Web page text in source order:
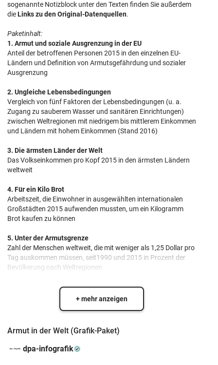
sogenannte Notizblock unter den Texten finden Sie außerdem
dieLinks zu den Original-Datenquellen.
Paketinhalt:
1. Armut und soziale Ausgrenzung in der EU
Anteil der betroffenen Personen 2015 in den einzelnen EU-
Ländern und Definition von Armutsgefährdung und sozialer
Ausgrenzung
2. Ungleiche Lebensbedingungen
Vergleich von fünf Faktoren der Lebensbedingungen (u. a.
Zugang zu sauberem Wasser und sanitären Einrichtungen)
zwischen Weltregionen mit niedrigem bis mittlerem Einkommen
und Ländern mit hohem Einkommen (Stand 2016)
3. Die ärmsten Länder der Welt
Das Volkseinkommen pro Kopf 2015 in den ärmsten Ländern
weltweit
4. Für ein Kilo Brot
Arbeitszeit, die Einwohner in ausgewählten internationalen
Großstädten 2015 aufwenden mussten, um ein Kilogramm
Brot kaufen zu können
5. Unter der Armutsgrenze
Zahl der Menschen weltweit, die mit weniger als 1,25 Dollar pro
Tag auskommen müssen, seit1990 und 2015 in Prozent der
Bevölkerung nach Weltregionen
+ mehr anzeigen
Armut in der Welt (Grafik-Paket)
dpa-infografik